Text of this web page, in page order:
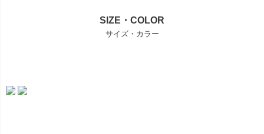
SIZE・COLOR
サイズ・カラー